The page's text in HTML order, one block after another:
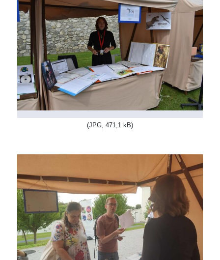
(JPG, 471,1 kB)